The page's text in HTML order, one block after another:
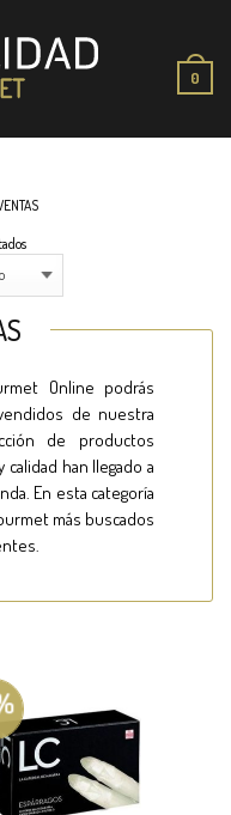
0
Online podrás
de nuestra
de productos
han llegado a
En esta categoría
más buscados